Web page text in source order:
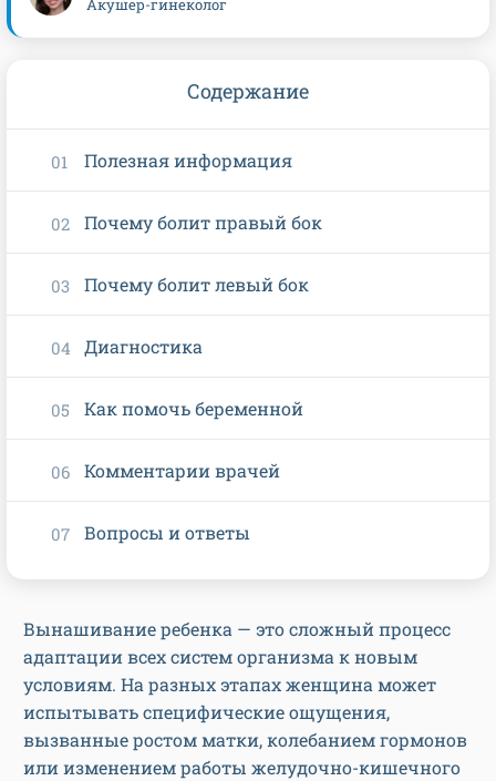
Вынашивание ребенка — это сложный процесс
адаптации всех систем организма к новым
условиям. На разных этапах женщина может
испытывать специфические ощущения,
вызванные ростом матки, колебанием гормонов
или изменением работы желудочно-кишечного
Акушер-гинеколог
Содержание
Полезная информация
Почему болит правый бок
Почему болит левый бок
Диагностика
Как помочь беременной
Комментарии врачей
Вопросы и ответы